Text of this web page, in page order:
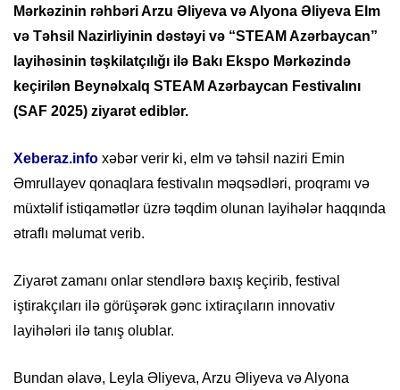
Mərkəzinin rəhbəri Arzu Əliyeva və Alyona Əliyeva Elm
və Təhsil Nazirliyinin dəstəyi və “STEAM Azərbaycan”
layihəsinin təşkilatçılığı ilə Bakı Ekspo Mərkəzində
keçirilən Beynəlxalq STEAM Azərbaycan Festivalını
(SAF 2025) ziyarət ediblər.
Xeberaz.info xəbər verir ki, elm və təhsil naziri Emin
Əmrullayev qonaqlara festivalın məqsədləri, proqramı və
müxtəlif istiqamətlər üzrə təqdim olunan layihələr haqqında
ətraflı məlumat verib.
Ziyarət zamanı onlar stendlərə baxış keçirib, festival
iştirakçıları ilə görüşərək gənc ixtiraçıların innovativ
layihələri ilə tanış olublar.
Bundan əlavə, Leyla Əliyeva, Arzu Əliyeva və Alyona